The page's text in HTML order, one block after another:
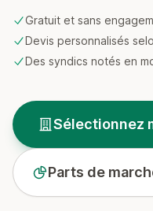
Gratuit et sans
Devis personnalisés
Des syndics notés en
Sélectionnez
Parts de